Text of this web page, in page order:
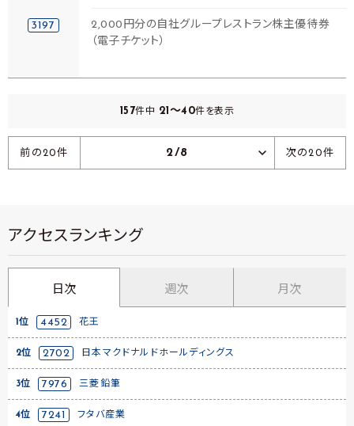
3197
2,000円分の自社グループレストラン株主優待券
（電子チケット）
157件中 21～40件を表示
前の20件 2/8 次の20件
アクセスランキング
日次 週次 月次
1位 4452 花王
2位 2702 日本マクドナルドホールディングス
3位 7976 三菱鉛筆
4位 7241 フタバ産業